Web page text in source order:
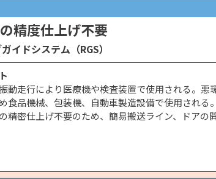
精度仕上げ不要
イドシステム（RGS）
動走行により医療機や検査装置で使用される。
食品機械、包装機、自動車製造設備で使用され
精密仕上げ不要のため、簡易搬送ライン、ドアの